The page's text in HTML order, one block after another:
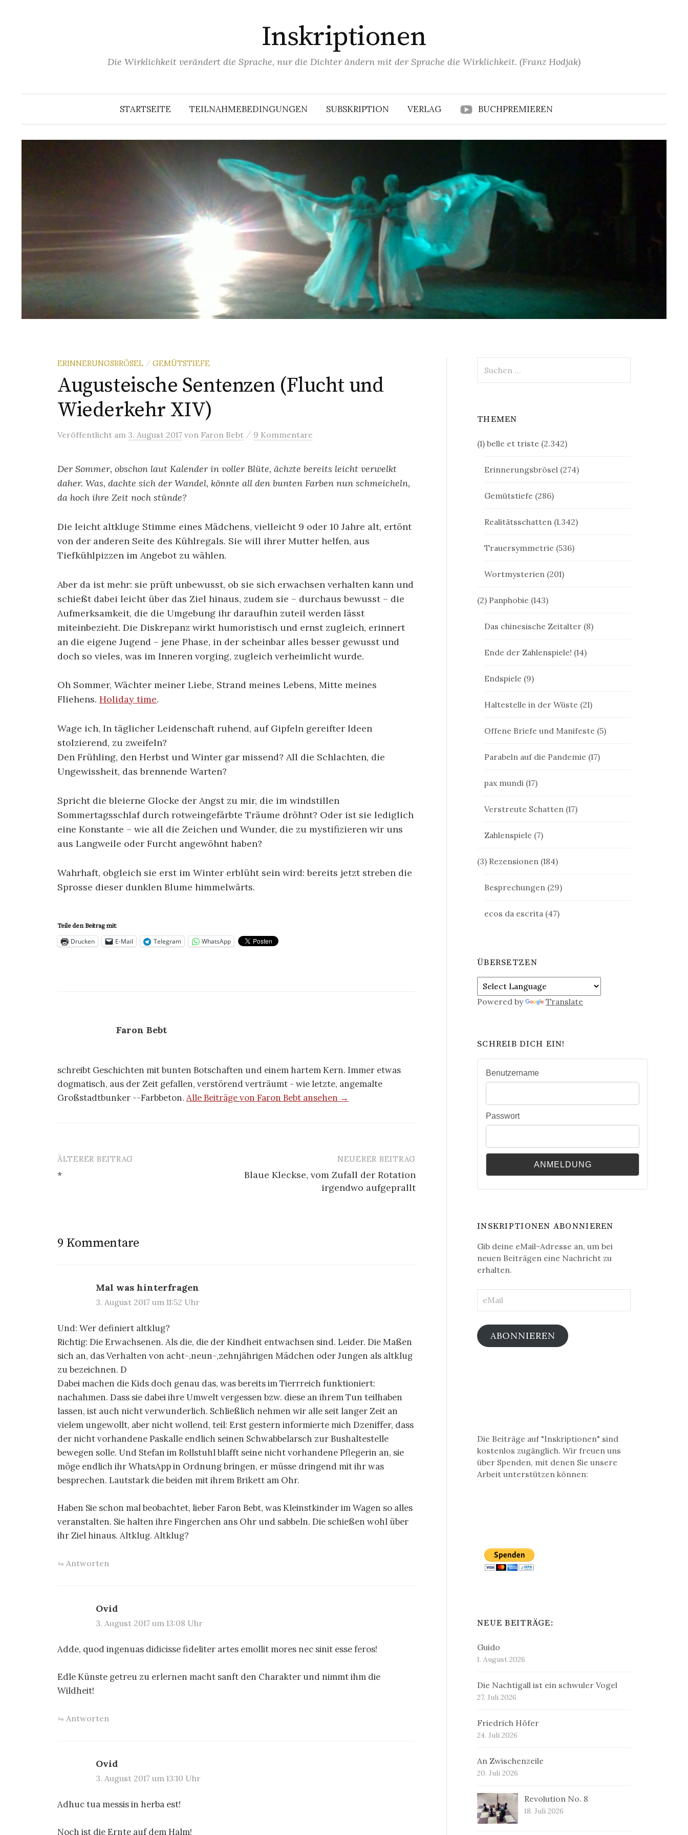
Inskriptionen
Die Wirklichkeit verändert die Sprache, nur die Dichter ändern mit der Sprache die Wirklichkeit. (Franz Hodjak)
STARTSEITE TEILNAHMEBEDINGUNGEN SUBSKRIPTION VERLAG BUCHPREMIEREN
ERINNERUNGSBRÖSEL / GEMÜTSTIEFE
Augusteische Sentenzen (Flucht und
Wiederkehr XIV)
Veröffentlicht am 3. August 2017 von Faron Bebt / 9 Kommentare
Der Sommer, obschon laut Kalender in voller Blüte, ächzte bereits leicht verwelkt
daher. Was, dachte sich der Wandel, könnte all den bunten Farben nun schmeicheln,
da hoch ihre Zeit noch stünde?
Die leicht altkluge Stimme eines Mädchens, vielleicht 9 oder 10 Jahre alt, ertönt
von der anderen Seite des Kühlregals. Sie will ihrer Mutter helfen, aus
Tiefkühlpizzen im Angebot zu wählen.
Aber da ist mehr: sie prüft unbewusst, ob sie sich erwachsen verhalten kann und
schießt dabei leicht über das Ziel hinaus, zudem sie – durchaus bewusst – die
Aufmerksamkeit, die die Umgebung ihr daraufhin zuteil werden lässt
miteinbezieht. Die Diskrepanz wirkt humoristisch und ernst zugleich, erinnert
an die eigene Jugend – jene Phase, in der scheinbar alles besser gewusst und
doch so vieles, was im Inneren vorging, zugleich verheimlicht wurde.
Oh Sommer, Wächter meiner Liebe, Strand meines Lebens, Mitte meines
Fliehens. Holiday time.
Wage ich, In täglicher Leidenschaft ruhend, auf Gipfeln gereifter Ideen
stolzierend, zu zweifeln?
Den Frühling, den Herbst und Winter gar missend? All die Schlachten, die
Ungewissheit, das brennende Warten?
Spricht die bleierne Glocke der Angst zu mir, die im windstillen
Sommertagsschlaf durch rotweingefärbte Träume dröhnt? Oder ist sie lediglich
eine Konstante – wie all die Zeichen und Wunder, die zu mystifizieren wir uns
aus Langweile oder Furcht angewöhnt haben?
Wahrhaft, obgleich sie erst im Winter erblüht sein wird: bereits jetzt streben die
Sprosse dieser dunklen Blume himmelwärts.
Teile den Beitrag mit:
Drucken E-Mail Telegram WhatsApp
Faron Bebt
schreibt Geschichten mit bunten Botschaften und einem hartem Kern. Immer etwas
dogmatisch, aus der Zeit gefallen, verstörend verträumt - wie letzte, angemalte
Großstadtbunker --Farbbeton. Alle Beiträge von Faron Bebt ansehen →
Beitrags-
ÄLTERER BEITRAG
*
NEUERER BEITRAG
Blaue Kleckse, vom Zufall der Rotation
irgendwo aufgeprallt
9 Kommentare
Mal was hinterfragen
3. August 2017 um 11:52 Uhr
Und: Wer definiert altklug?
Richtig: Die Erwachsenen. Als die, die der Kindheit entwachsen sind. Leider. Die Maßen
sich an, das Verhalten von acht-,neun-,zehnjährigen Mädchen oder Jungen als altklug
zu bezeichnen. D
Dabei machen die Kids doch genau das, was bereits im Tierrreich funktioniert:
nachahmen. Dass sie dabei ihre Umwelt vergessen bzw. diese an ihrem Tun teilhaben
lassen, ist auch nicht verwunderlich. Schließlich nehmen wir alle seit langer Zeit an
vielem ungewollt, aber nicht wollend, teil: Erst gestern informierte mich Dzeniffer, dass
der nicht vorhandene Paskalle endlich seinen Schwabbelarsch zur Bushaltestelle
bewegen solle. Und Stefan im Rollstuhl blafft seine nicht vorhandene Pflegerin an, sie
möge endlich ihr WhatsApp in Ordnung bringen, er müsse dringend mit ihr was
besprechen. Lautstark die beiden mit ihrem Brikett am Ohr.
Haben Sie schon mal beobachtet, lieber Faron Bebt, was Kleinstkinder im Wagen so alles
veranstalten. Sie halten ihre Fingerchen ans Ohr und sabbeln. Die schießen wohl über
ihr Ziel hinaus. Altklug. Altklug?
Antworten
Ovid
3. August 2017 um 13:08 Uhr
Adde, quod ingenuas didicisse fideliter artes emollit mores nec sinit esse feros!
Edle Künste getreu zu erlernen macht sanft den Charakter und nimmt ihm die
Wildheit!
Antworten
Ovid
3. August 2017 um 13:10 Uhr
Adhuc tua messis in herba est!
Noch ist die Ernte auf dem Halm!
nach:
THEMEN
(1) belle et triste (2.342)
Erinnerungsbrösel (274)
Gemütstiefe (286)
Realitätsschatten (1.342)
Trauersymmetrie (536)
Wortmysterien (201)
(2) Panphobie (143)
Das chinesische Zeitalter (8)
Ende der Zahlenspiele! (14)
Endspiele (9)
Haltestelle in der Wüste (21)
Offene Briefe und Manifeste (5)
Parabeln auf die Pandemie (17)
pax mundi (17)
Verstreute Schatten (17)
Zahlenspiele (7)
(3) Rezensionen (184)
Besprechungen (29)
ecos da escrita (47)
ÜBERSETZEN
Powered by Translate
SCHREIB DICH EIN!
Benutzername
Passwort
INSKRIPTIONEN ABONNIEREN
Gib deine eMail-Adresse an, um bei
neuen Beiträgen eine Nachricht zu
erhalten.
ABONNIEREN
Die Beiträge auf "Inskriptionen" sind
kostenlos zugänglich. Wir freuen uns
über Spenden, mit denen Sie unsere
Arbeit unterstützen können:
NEUE BEITRÄGE:
Guido
1. August 2026
Die Nachtigall ist ein schwuler Vogel
27. Juli 2026
Friedrich Höfer
24. Juli 2026
An Zwischenzeile
20. Juli 2026
Revolution No. 8
18. Juli 2026